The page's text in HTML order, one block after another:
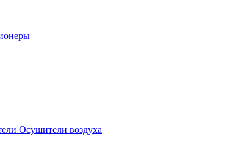
Осушители воздуха